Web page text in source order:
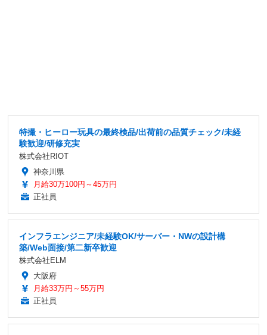
特撮・ヒーロー玩具の最終検品/出荷前の品質チェック/未経
験歓迎/研修充実
株式会社RIOT
神奈川県
月給30万100円～45万円
正社員
インフラエンジニア/未経験OK/サーバー・NWの設計構
築/Web面接/第二新卒歓迎
株式会社ELM
大阪府
月給33万円～55万円
正社員